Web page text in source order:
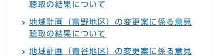
聴取の結果について
地域計画（富野地区）の変更案に係る意見
聴取の結果について
地域計画（青谷地区）の変更案に係る意見